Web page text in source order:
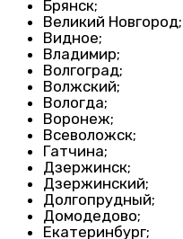
Брянск;
Великий Новгород;
Видное;
Владимир;
Волгоград;
Волжский;
Вологда;
Воронеж;
Всеволожск;
Гатчина;
Дзержинск;
Дзержинский;
Долгопрудный;
Домодедово;
Екатеринбург;